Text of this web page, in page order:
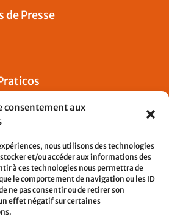
consentement aux
nous utilisons des technologies
et/ou accéder aux informations des
à ces technologies nous permettra de
le comportement de navigation ou les ID
ne pas consentir ou de retirer son
effet négatif sur certaines
Presse